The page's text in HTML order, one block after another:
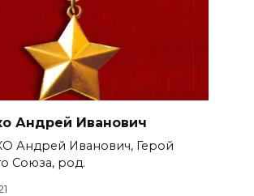
Андрей Иванович
Андрей Иванович, Герой
Союза, род.